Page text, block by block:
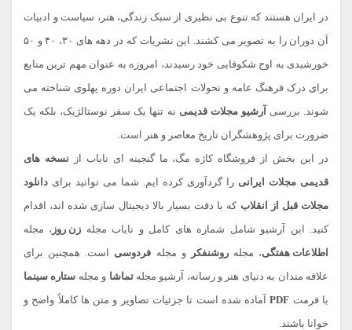
در ایران هستند که تنوع بی نظیری از سبک زندگی، هنر، سیاست و ادبیات
آن دوران را به تصویر می کشند. این نشریات که در دهه های ۳۰، ۴۰ و ۵۰
خورشیدی به اوج شکوفایی خود رسیدند، امروزه به عنوان مهم ترین منابع
برای درک فرهنگ عامه و تحولات اجتماعی ایران دوره پهلوی شناخته می
شوند. بررسی آرشیو مجلات قدیمی نه تنها یک سفر نوستالژیک، بلکه یک
ضرورت برای پژوهشگران تاریخ معاصر و هنر است.
در این بخش از فروشگاه کاژه مگ، ما گنجینه ای نایاب از نسخه های
قدیمی مجلات ایرانی را گردآوری کرده ایم. شما می توانید برای دانلود
مجلات قبل از انقلاب که با دقت بسیار بالا دیجیتال سازی شده اند، اقدام
کنید. این آرشیو شامل شماره های کامل و نایاب مجله زن روز ، مجله
اطلاعات هفتگی، مجلهروشنفکر و مجله فردوسی است. همچنین برای
علاقه مندان به دنیای هنر و رسانه، آرشیو مجلهتماشا و مجله ستاره سینما
با فرمت PDFآماده شده است تا جزئیات تصاویر و متن ها کاملاً واضح و
خوانا باشند.